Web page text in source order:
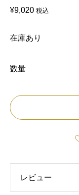
¥9,020 税込
在庫あり
数量
レビュー